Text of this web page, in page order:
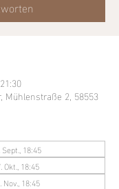
Mühlenstraße 2, 58553
Sept., 18:45
Okt., 18:45
Nov., 18:45